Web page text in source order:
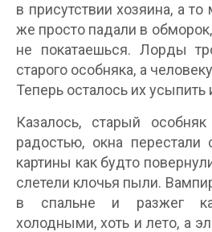
в присутствии хозяина, а
же просто падали в
не покатаешься. Лорды
старого особняка, а
Теперь осталось их усыпить
Казалось, старый
радостью, окна перестали
картины как будто
слетели клочья пыли.
в спальне и разжег
холодными, хоть и лето, а